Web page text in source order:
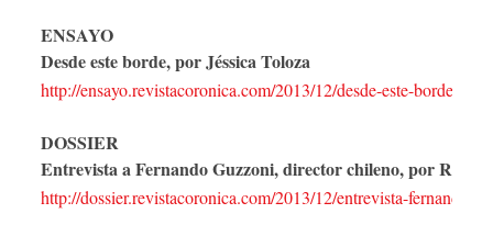
ENSAYO
Desde este borde, por Jéssica Toloza
http://ensayo.revistacoronica.com/2013/12/desde-este-borde-
DOSSIER
Entrevista a Fernando Guzzoni, director chileno, por
http://dossier.revistacoronica.com/2013/12/entrevista-fernando-